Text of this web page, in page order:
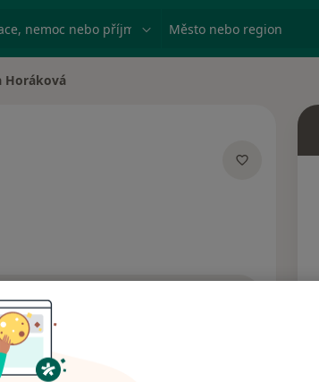
nemoc nebo příjmení Město nebo region
Horáková